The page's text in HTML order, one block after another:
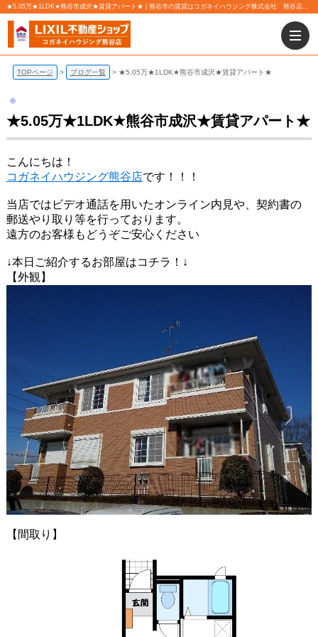
★5.05万★1LDK★熊谷市成沢★賃貸アパート★ | 熊谷市の賃貸はコガネイハウジング株式会社 熊谷店にお任せ下さい！
TOPページ ブログ一覧 ★5.05万★1LDK★熊谷市成沢★賃貸アパート★
★5.05万★1LDK★熊谷市成沢★賃貸アパート★
こんにちは！
コガネイハウジング熊谷店です！！！
当店ではビデオ通話を用いたオンライン内見や、契約書の
郵送やり取り等を行っております。
遠方のお客様もどうぞご安心ください
↓本日ご紹介するお部屋はコチラ！↓
【外観】
【間取り】